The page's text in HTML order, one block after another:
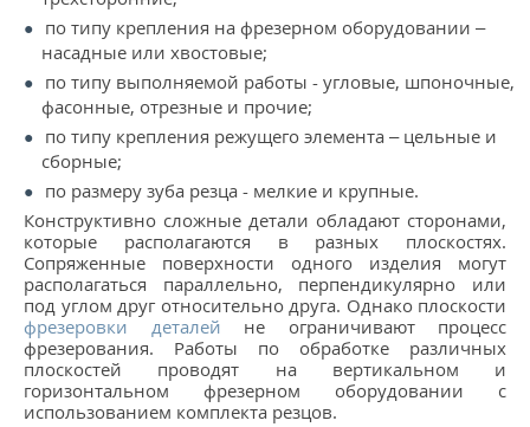
по типу крепления на фрезерном оборудовании –
насадные или хвостовые;
по типу выполняемой работы - угловые, шпоночные,
фасонные, отрезные и прочие;
по типу крепления режущего элемента – цельные и
сборные;
по размеру зуба резца - мелкие и крупные.
Конструктивно сложные детали обладают сторонами,
которые располагаются в разных плоскостях.
Сопряженные поверхности одного изделия могут
располагаться параллельно, перпендикулярно или
под углом друг относительно друга. Однако плоскости
фрезеровки деталей не ограничивают процесс
фрезерования. Работы по обработке различных
плоскостей проводят на вертикальном и
горизонтальном фрезерном оборудовании с
использованием комплекта резцов.